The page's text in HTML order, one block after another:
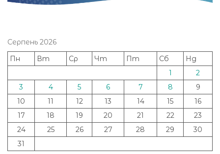
Серпень 2026
Пн
Вт Ср Чт Пт Сб
Нд
1
2
3
4 5 6 7 8
9
10
11 12 13 14 15
16
17
18 19 20 21 22
23
24
25 26 27 28 29
30
31